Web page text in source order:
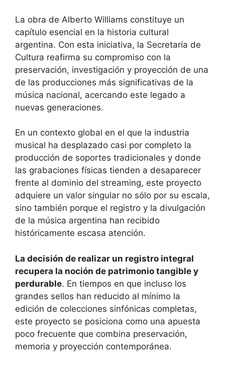
La obra de Alberto Williams constituye un
capítulo esencial en la historia cultural
argentina. Con esta iniciativa, la Secretaría de
Cultura reafirma su compromiso con la
preservación, investigación y proyección de una
de las producciones más significativas de la
música nacional, acercando este legado a
nuevas generaciones.
En un contexto global en el que la industria
musical ha desplazado casi por completo la
producción de soportes tradicionales y donde
las grabaciones físicas tienden a desaparecer
frente al dominio del streaming, este proyecto
adquiere un valor singular no sólo por su escala,
sino también porque el registro y la divulgación
de la música argentina han recibido
históricamente escasa atención.
La decisión de realizar un registro integral
recupera la noción de patrimonio tangible y
perdurable. En tiempos en que incluso los
grandes sellos han reducido al mínimo la
edición de colecciones sinfónicas completas,
este proyecto se posiciona como una apuesta
poco frecuente que combina preservación,
memoria y proyección contemporánea.